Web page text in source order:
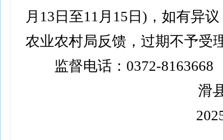
月13日至11月15日)，如有异
农业农村局反馈，过期不予受
监督电话：0372-8163668
滑县
2025